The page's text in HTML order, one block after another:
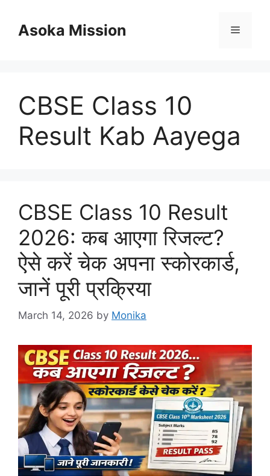
contentAsoka Mission Menu
CBSE Class 10
Result Kab Aayega
CBSE Class 10 Result
2026: कब आएगा रिजल्ट?
ऐसे करें चेक अपना स्कोरकार्ड,
जानें पूरी प्रक्रिया
March 14, 2026 by Monika